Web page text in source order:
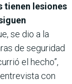
tienen lesiones
se dio a la
de seguridad
el hecho”,
con